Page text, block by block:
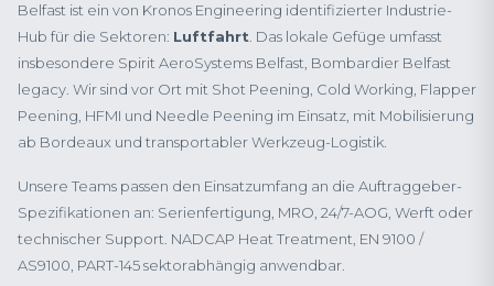
Belfast ist ein von Kronos Engineering identifizierter Industrie-
Hub für die Sektoren: Luftfahrt . Das lokale Gefüge umfasst
insbesondere Spirit AeroSystems Belfast, Bombardier Belfast
legacy. Wir sind vor Ort mit Shot Peening, Cold Working, Flapper
Peening, HFMI und Needle Peening im Einsatz, mit Mobilisierung
ab Bordeaux und transportabler Werkzeug-Logistik.
Unsere Teams passen den Einsatzumfang an die Auftraggeber-
Spezifikationen an: Serienfertigung, MRO, 24/7-AOG, Werft oder
technischer Support. NADCAP Heat Treatment, EN 9100 /
AS9100, PART-145 sektorabhängig anwendbar.